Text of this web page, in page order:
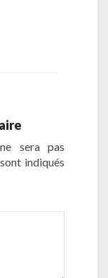
sera pas
indiqués